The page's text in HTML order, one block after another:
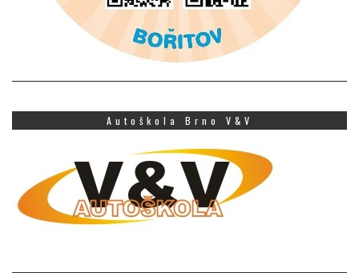
Autoškola Brno V&V